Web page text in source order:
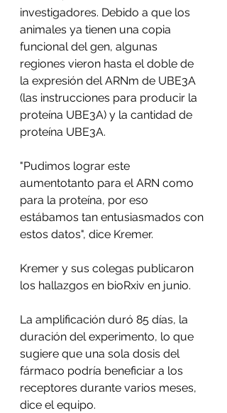
investigadores. Debido a que los
animales ya tienen una copia
funcional del gen, algunas
regiones vieron hasta el doble de
la expresión del ARNm de UBE3A
(las instrucciones para producir la
proteína UBE3A) y la cantidad de
proteína UBE3A.
"Pudimos lograr este
aumentotanto para el ARN como
para la proteína, por eso
estábamos tan entusiasmados con
estos datos", dice Kremer.
Kremer y sus colegas publicaron
los hallazgos en bioRxiv en junio.
La amplificación duró 85 días, la
duración del experimento, lo que
sugiere que una sola dosis del
fármaco podría beneficiar a los
receptores durante varios meses,
dice el equipo.